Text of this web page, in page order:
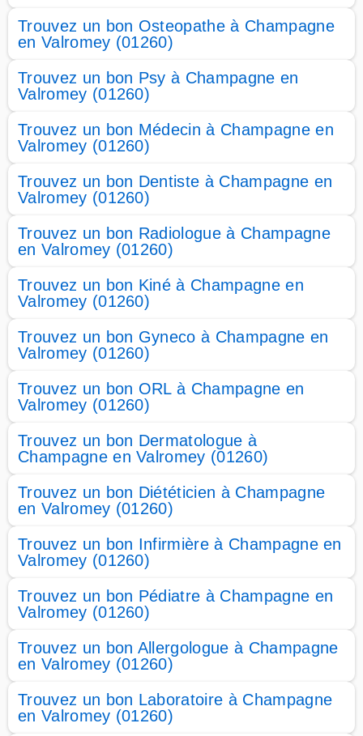
Trouvez un bon Osteopathe à Champagne
en Valromey (01260)
Trouvez un bon Psy à Champagne en
Valromey (01260)
Trouvez un bon Médecin à Champagne en
Valromey (01260)
Trouvez un bon Dentiste à Champagne en
Valromey (01260)
Trouvez un bon Radiologue à Champagne
en Valromey (01260)
Trouvez un bon Kiné à Champagne en
Valromey (01260)
Trouvez un bon Gyneco à Champagne en
Valromey (01260)
Trouvez un bon ORL à Champagne en
Valromey (01260)
Trouvez un bon Dermatologue à
Champagne en Valromey (01260)
Trouvez un bon Diététicien à Champagne
en Valromey (01260)
Trouvez un bon Infirmière à Champagne en
Valromey (01260)
Trouvez un bon Pédiatre à Champagne en
Valromey (01260)
Trouvez un bon Allergologue à Champagne
en Valromey (01260)
Trouvez un bon Laboratoire à Champagne
en Valromey (01260)